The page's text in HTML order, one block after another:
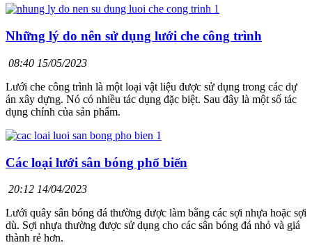
Những lý do nên sử dụng lưới che công trình
08:40 15/05/2023
Lưới che công trình là một loại vật liệu được sử dụng trong các dự
án xây dựng. Nó có nhiều tác dụng đặc biệt. Sau đây là một số tác
dụng chính của sản phẩm.
Các loại lưới sân bóng phổ biến
20:12 14/04/2023
Lưới quây sân bóng đá thường được làm bằng các sợi nhựa hoặc sợi
dù. Sợi nhựa thường được sử dụng cho các sân bóng đá nhỏ và giá
thành rẻ hơn.